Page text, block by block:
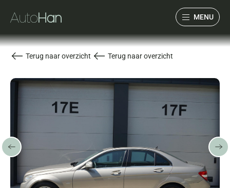
MENU
Collectie
Services
Over ons
Verwacht
Contact
Terug naar overzicht Terug naar overzicht